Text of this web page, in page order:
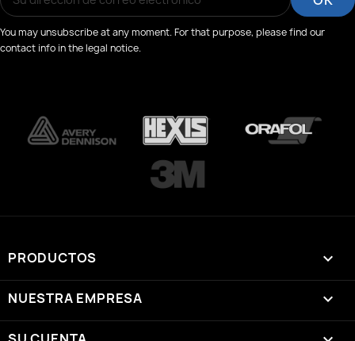
You may unsubscribe at any moment. For that purpose, please find our
contact info in the legal notice.
PRODUCTOS 
NUESTRA EMPRESA 